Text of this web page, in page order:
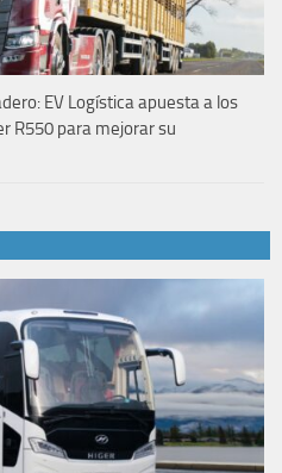
EV Logística apuesta a los
R550 para mejorar su